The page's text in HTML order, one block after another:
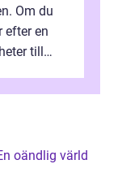
Om du
efter en
till
oändlig värld